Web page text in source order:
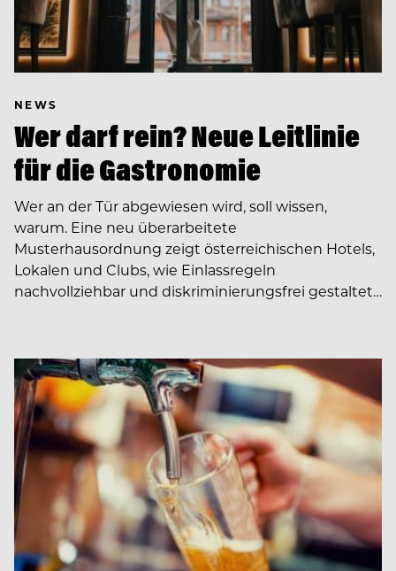
NEWS
Wer darf rein? Neue Leitlinie
für die Gastronomie
Wer an der Tür abgewiesen wird, soll wissen,
warum. Eine neu überarbeitete
Musterhausordnung zeigt österreichischen Hotels,
Lokalen und Clubs, wie Einlassregeln
nachvollziehbar und diskriminierungsfrei gestaltet…